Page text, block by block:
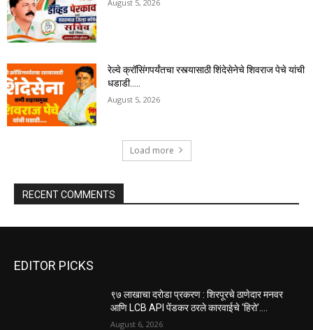
August 5, 2026
रेल्वे क्रॉसिंगपर्यंतचा रस्त्यासाठी शिंदेसेनेचे शिवराज पेचे यांची
धडाडी…..
August 5, 2026
Load more
RECENT COMMENTS
EDITOR PICKS
९७ लाखाचा दरोडा प्रकरण : शिरपूरचे ठाणेदार मनवर
आणि LCB API पेंडकर ठरले कारवाईचे ‘हिरो’….
August 6, 2026